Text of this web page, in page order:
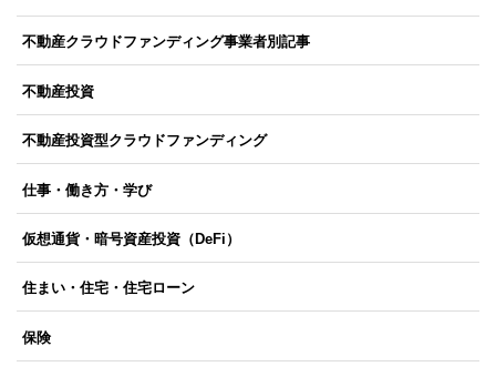
不動産クラウドファンディング事業者別記事
不動産投資
不動産投資型クラウドファンディング
仕事・働き方・学び
仮想通貨・暗号資産投資（DeFi）
住まい・住宅・住宅ローン
保険